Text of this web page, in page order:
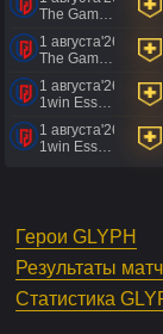
1 августа'26
1 августа'26
1 августа'26
Герои GLYPH
Результаты
Статистика